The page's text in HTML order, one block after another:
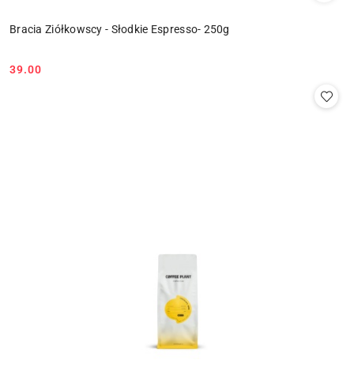
Bracia Ziółkowscy - Słodkie Espresso- 250g
Cena:
39.00